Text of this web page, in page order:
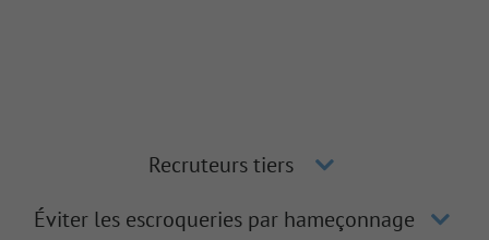
Recruteurs tiers
Éviter les escroqueries par hameçonnage